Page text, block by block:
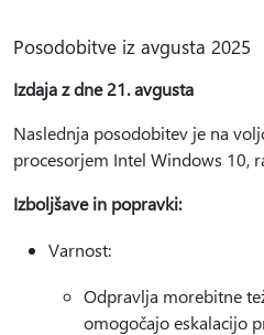
Posodobitve iz avgusta 2025
Izdaja z dne 21. avgusta
Naslednja posodobitev je na
procesorjem Intel Windows 10,
Izboljšave in popravki:
Varnost:
Odpravlja morebitne
omogočajo eskalacijo